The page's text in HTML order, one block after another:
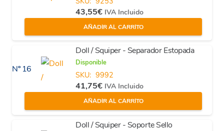
43,55€ IVA Incluido
AÑADIR AL CARRITO
Nº 16
Doll / Squiper - Separador Estopada
Disponible
SKU: 9992
41,75€ IVA Incluido
AÑADIR AL CARRITO
Doll / Squiper - Soporte Sello